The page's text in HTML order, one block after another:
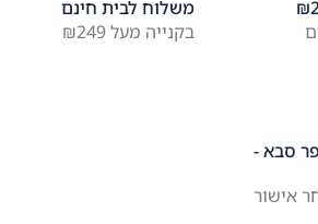
₪
משלוח לבית חינם
בקנייה מעל ₪249
סבא -